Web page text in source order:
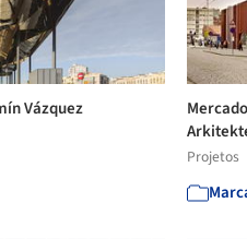
Vázquez
Projetos